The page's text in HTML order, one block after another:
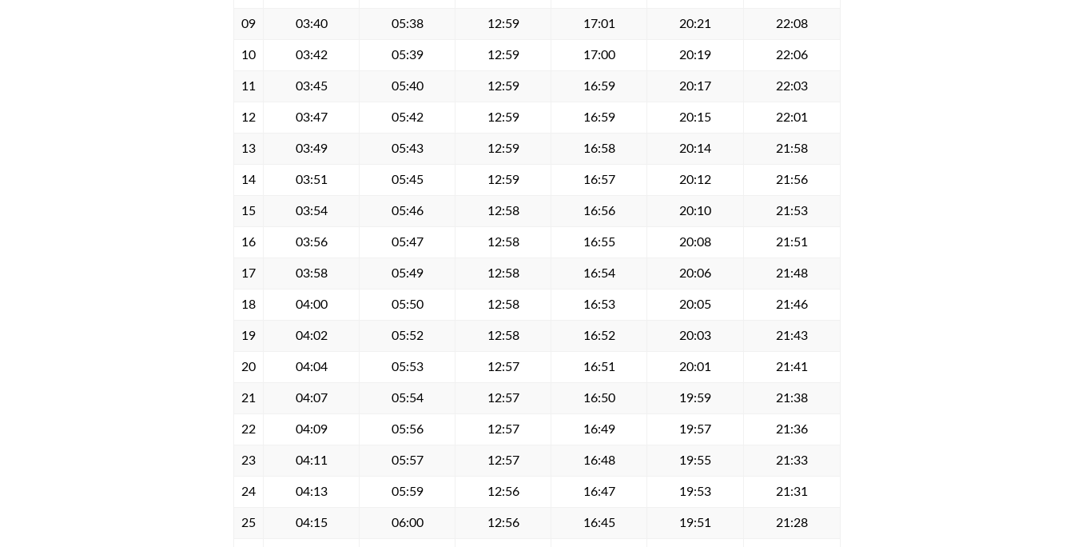
09 03:40 05:38 12:59 17:01 20:21 22:08
10 03:42 05:39 12:59 17:00 20:19 22:06
11 03:45 05:40 12:59 16:59 20:17 22:03
12 03:47 05:42 12:59 16:59 20:15 22:01
13 03:49 05:43 12:59 16:58 20:14 21:58
14 03:51 05:45 12:59 16:57 20:12 21:56
15 03:54 05:46 12:58 16:56 20:10 21:53
16 03:56 05:47 12:58 16:55 20:08 21:51
17 03:58 05:49 12:58 16:54 20:06 21:48
18 04:00 05:50 12:58 16:53 20:05 21:46
19 04:02 05:52 12:58 16:52 20:03 21:43
20 04:04 05:53 12:57 16:51 20:01 21:41
21 04:07 05:54 12:57 16:50 19:59 21:38
22 04:09 05:56 12:57 16:49 19:57 21:36
23 04:11 05:57 12:57 16:48 19:55 21:33
24 04:13 05:59 12:56 16:47 19:53 21:31
25 04:15 06:00 12:56 16:45 19:51 21:28